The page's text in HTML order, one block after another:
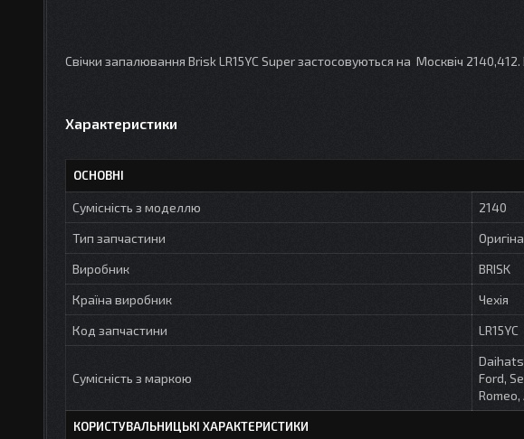
Свічки запалювання Brisk LR15YC Super застосовуються на Москвіч
Характеристики
ОСНОВНІ
Сумісність з моделлю
2140
Тип запчастини
Виробник
BRISK
Країна виробник
Чехія
Код запчастини
LR15YC
Сумісність з маркою
Ford,
КОРИСТУВАЛЬНИЦЬКІ ХАРАКТЕРИСТИКИ